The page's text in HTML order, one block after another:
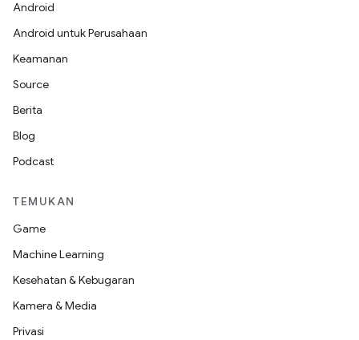
Android
Android untuk Perusahaan
Keamanan
Source
Berita
Blog
Podcast
TEMUKAN
Game
Machine Learning
Kesehatan & Kebugaran
Kamera & Media
Privasi